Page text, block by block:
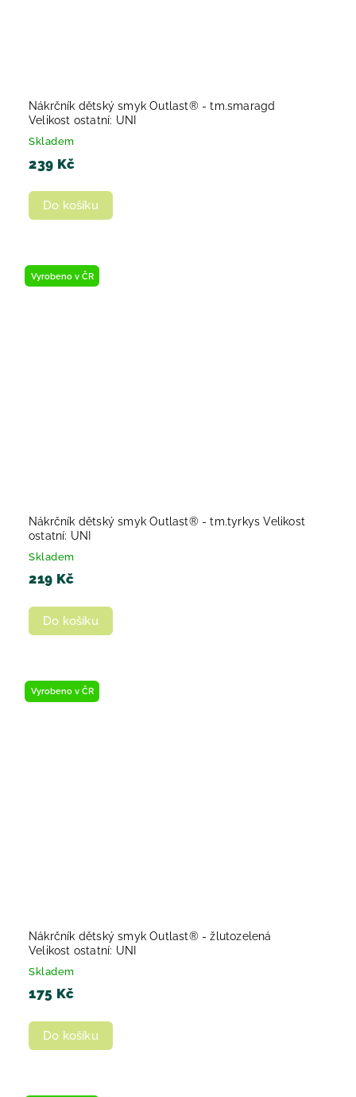
Nákrčník dětský smyk Outlast® - tm.smaragd
Velikost ostatní: UNI
Skladem
239 Kč
Do košíku
Vyrobeno v ČR
Nákrčník dětský smyk Outlast® - tm.tyrkys Velikost
ostatní: UNI
Skladem
219 Kč
Do košíku
Vyrobeno v ČR
Nákrčník dětský smyk Outlast® - žlutozelená
Velikost ostatní: UNI
Skladem
175 Kč
Do košíku